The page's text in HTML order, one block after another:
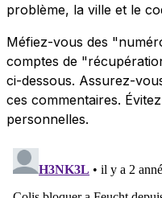
problème, la ville et le
Méfiez-vous des
comptes de
ci-dessous. Assurez-
ces commentaires.
personnelles.